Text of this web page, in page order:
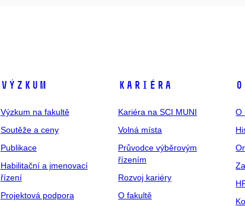
Výzkum
Výzkum na fakultě
Soutěže a ceny
Publikace
Habilitační a jmenovací
řízení
Projektová podpora
Kariéra
Kariéra na SCI MUNI
Volná místa
Průvodce výběrovým
řízením
Rozvoj kariéry
O fakultě
O